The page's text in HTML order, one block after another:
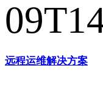
远程运维解决方案